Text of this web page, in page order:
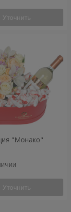
Уточнить
"Монако"
Уточнить